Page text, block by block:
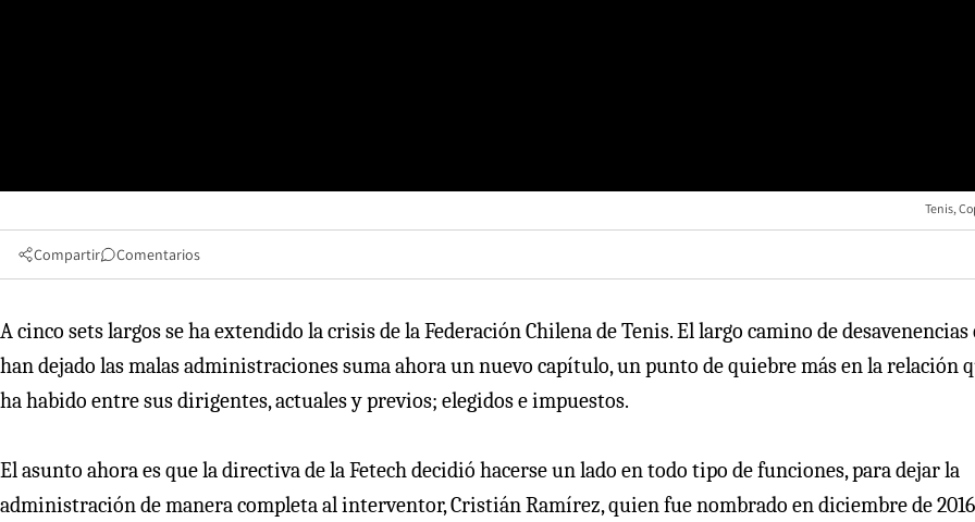
Tenis,
Compartir Comentarios
A cinco sets largos se ha extendido la crisis de la Federación Chilena de Tenis. El largo camino de desavenencias
han dejado las malas administraciones suma ahora un nuevo capítulo, un punto de quiebre más en la relación
ha habido entre sus dirigentes, actuales y previos; elegidos e impuestos.
El asunto ahora es que la directiva de la Fetech decidió hacerse un lado en todo tipo de funciones, para dejar la
administración de manera completa al interventor, Cristián Ramírez, quien fue nombrado en diciembre de